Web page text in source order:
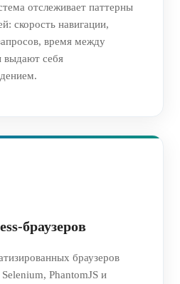
отслеживает паттерны
скорость навигации,
время между
выдают себя
браузеров
браузеров
PhantomJS и